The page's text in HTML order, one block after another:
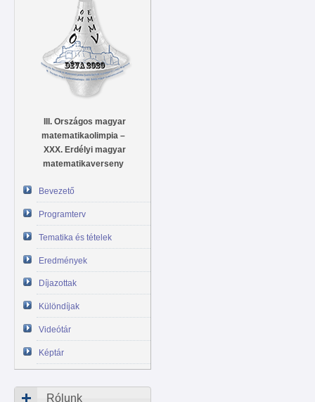
III. Országos magyar
matematikaolimpia –
XXX. Erdélyi magyar
matematikaverseny
Bevezető
Programterv
Tematika és tételek
Eredmények
Díjazottak
Különdíjak
Videótár
Képtár
Rólunk